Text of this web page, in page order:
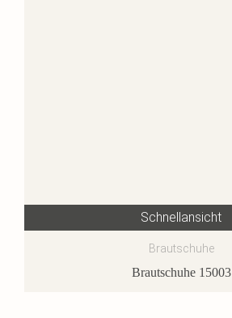
Schnellansicht
Brautschuhe
Brautschuhe 15003